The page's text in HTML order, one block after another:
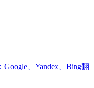
、Yandex、Bing翻